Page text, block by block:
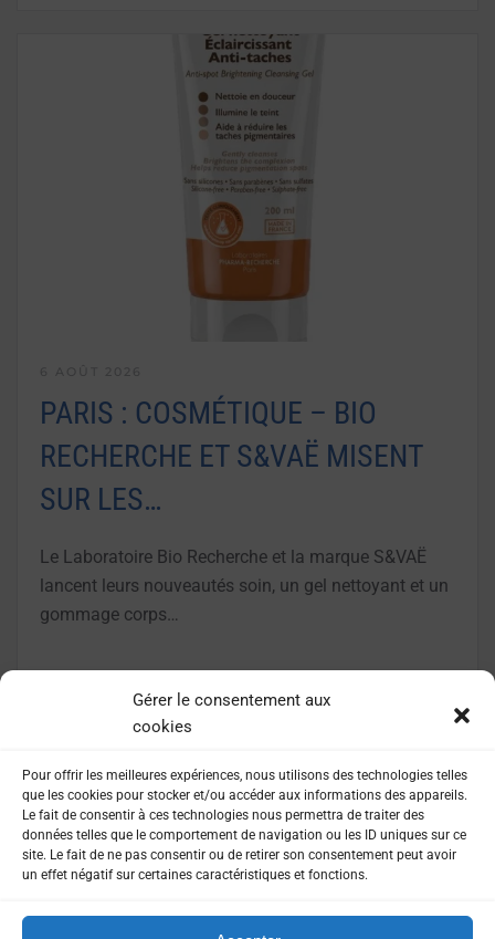
Gérer le consentement aux
cookies
Pour offrir les meilleures expériences, nous utilisons des technologies telles
que les cookies pour stocker et/ou accéder aux informations des appareils.
Le fait de consentir à ces technologies nous permettra de traiter des
données telles que le comportement de navigation ou les ID uniques sur ce
site. Le fait de ne pas consentir ou de retirer son consentement peut avoir
un effet négatif sur certaines caractéristiques et fonctions.
PARIS : COSMÉTIQUE – BIO
RECHERCHE ET S&VAË MISENT
SUR LES…
Le Laboratoire Bio Recherche et la marque S&VAË
lancent leurs nouveautés soin, un gel nettoyant et un
gommage corps…
LIRE LA SUITE